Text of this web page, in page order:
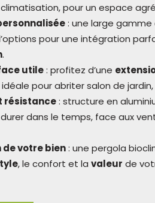
pour un espace
: une large
pour une intégration
.
utile: profitez d’une
pour abriter salon de
résistance: structure en
dans le temps, face aux
votre bien: une pergola
, le confort et lavaleur de